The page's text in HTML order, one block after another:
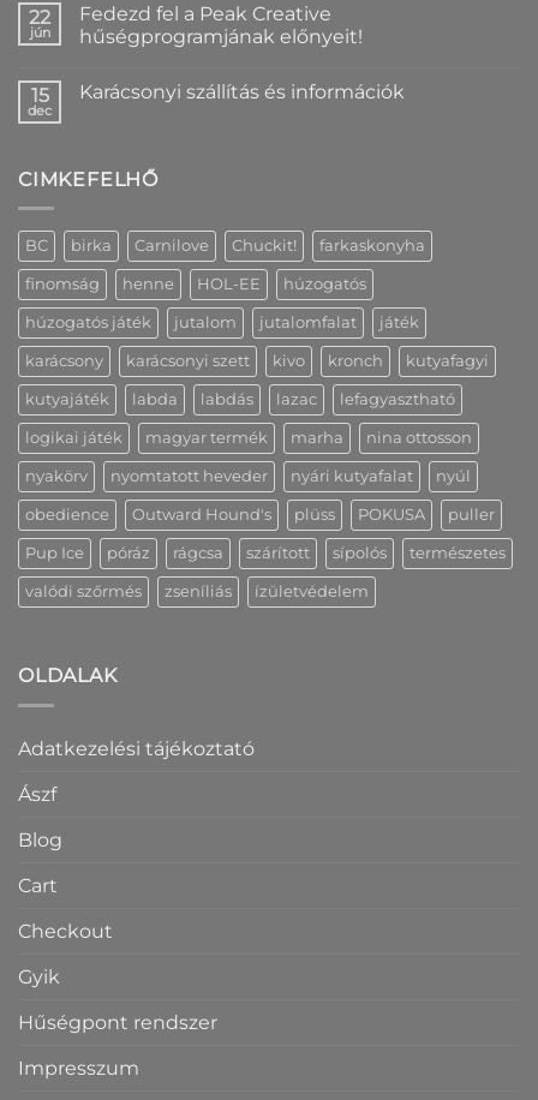
rend
bejegyzéshez
a(z)
Egyedi
kutyanyakörv
névvel
es
változatban
22
jún
Fedezd fel a Peak Creative
hűségprogramjának előnyeit!
a(z)
Creative
hűségprogramjának
15
dec
Karácsonyi szállítás és információk
szállítás
CIMKEFELHŐ
BC birka Carnilove Chuckit! farkaskonyha
finomság henne HOL-EE húzogatós
húzogatós játék jutalom jutalomfalat játék
karácsony karácsonyi szett kivo kronch kutyafagyi
kutyajáték labda labdás lazac lefagyasztható
logikai játék magyar termék marha nina ottosson
nyakörv nyomtatott heveder nyári kutyafalat nyúl
obedience Outward Hound's plüss POKUSA puller
Pup Ice póráz rágcsa szárított sípolós természetes
valódi szőrmés zseníliás ízületvédelem
OLDALAK
Adatkezelési tájékoztató
Ászf
Blog
Cart
Checkout
Gyik
Hűségpont rendszer
Impresszum